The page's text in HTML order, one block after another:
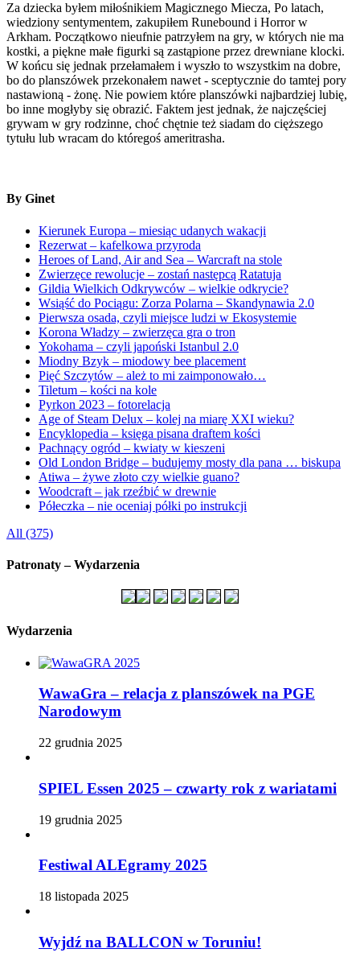
Za dziecka byłem miłośnikiem Magicznego Miecza, Po latach,
wiedziony sentymentem, zakupiłem Runebound i Horror w
Arkham. Początkowo nieufnie patrzyłem na gry, w których nie ma
kostki, a piękne małe figurki są zastąpione przez drewniane klocki.
W końcu się jednak przełamałem i wyszło to wszystkim na dobre,
bo do planszówek przekonałem nawet - sceptycznie do tamtej pory
nastawioną - żonę. Nie powiem które planszówki najbardziej lubię,
bo inne mogłyby się obrazić. Faktem jest jednak, że najczęściej
grywam w gry rodzinne, choć chętnie też siadam do cięższego
tytułu lub wracam do któregoś ameritrasha.
By Ginet
Kierunek Europa – miesiąc udanych wakacji
Rezerwat – kafelkowa przyroda
Heroes of Land, Air and Sea – Warcraft na stole
Zwierzęce rewolucje – zostań następcą Ratatuja
Gildia Wielkich Odkrywców – wielkie odkrycie?
Wsiąść do Pociągu: Zorza Polarna – Skandynawia 2.0
Pierwsza osada, czyli miejsce ludzi w Ekosystemie
Korona Władzy – zwierzęca gra o tron
Yokohama – czyli japoński Istanbul 2.0
Miodny Bzyk – miodowy bee placement
Pięć Szczytów – ależ to mi zaimponowało…
Tiletum – kości na kole
Pyrkon 2023 – fotorelacja
Age of Steam Delux – kolej na miarę XXI wieku?
Encyklopedia – księga pisana draftem kości
Pachnący ogród – kwiaty w kieszeni
Old London Bridge – budujemy mosty dla pana … biskupa
Atiwa – żywe złoto czy wielkie guano?
Woodcraft – jak rzeźbić w drewnie
Półeczka – nie oceniaj półki po instrukcji
All (375)
Patronaty – Wydarzenia
Wydarzenia
WawaGra – relacja z planszówek na PGE
Narodowym
22 grudnia 2025
SPIEL Essen 2025 – czwarty rok z wariatami
19 grudnia 2025
Festiwal ALEgramy 2025
18 listopada 2025
Wyjdź na BALLCON w Toruniu!